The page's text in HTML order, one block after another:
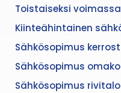
Toistaiseksi
Kiinteähintainen
Sähkösopimus
Sähkösopimus
Sähkösopimus